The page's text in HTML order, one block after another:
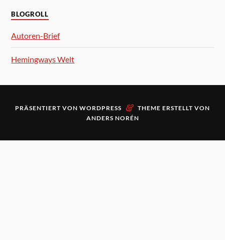
BLOGROLL
Autoren-Brief
Hemingways Welt
PRÄSENTIERT VON WORDPRESS & THEME ERSTELLT VON
ANDERS NORÉN